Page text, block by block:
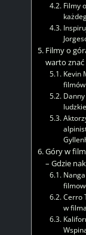
Filmy
Filmy o
warto znać
Kevin
Góry w
– Gdzie
Cerro
w